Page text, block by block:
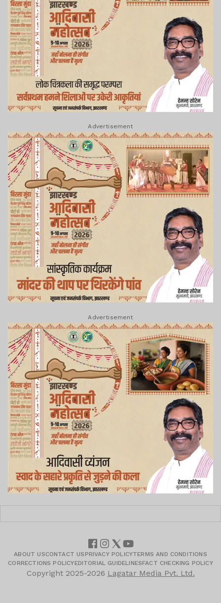
Advertisement
Advertisement
ABOUT USCONTACT US PRIVACY POLICYTERMS AND CONDITIONS
CORRECTIONS POLICYEDITORIAL GUIDELINESFACT CHECKING POLICY
Copyright 2025-2026 Lagatar Media Pvt. Ltd.